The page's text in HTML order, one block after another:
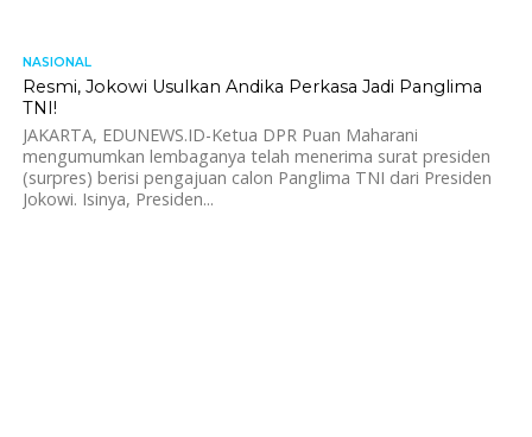
NASIONAL
Resmi, Jokowi Usulkan Andika Perkasa Jadi Panglima
TNI!
JAKARTA, EDUNEWS.ID-Ketua DPR Puan Maharani
mengumumkan lembaganya telah menerima surat presiden
(surpres) berisi pengajuan calon Panglima TNI dari Presiden
Jokowi. Isinya, Presiden...